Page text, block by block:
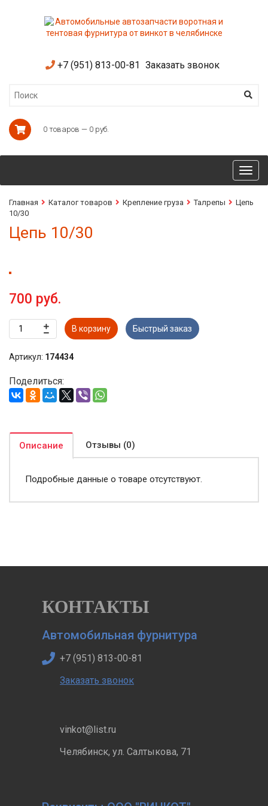
+7 (951) 813-00-81 Заказать звонок
0 товаров — 0 руб.
Главная Каталог товаров Крепление груза Талрепы
Цепь
10/30
Цепь 10/30
700 руб.
В корзину Быстрый заказ
Артикул: 174434
Поделиться:
Описание Отзывы (0)
Подробные данные о товаре отсутствуют.
КОНТАКТЫ
Автомобильная фурнитура
+7 (951) 813-00-81
Заказать звонок
vinkot@list.ru
Челябинск, ул. Салтыкова, 71